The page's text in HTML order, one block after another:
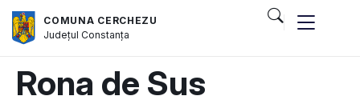
COMUNA CERCHEZU
JudețulConstanța
Rona de Sus